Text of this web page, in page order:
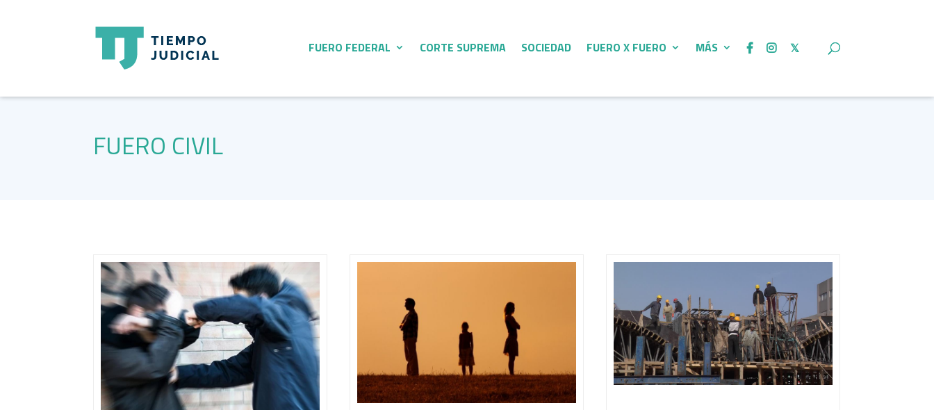
FUERO FEDERAL CORTE SUPREMA SOCIEDAD FUERO X FUERO MÁS
FUERO CIVIL